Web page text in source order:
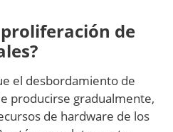
de
el desbordamiento de
producirse gradualmente,
de hardware de los